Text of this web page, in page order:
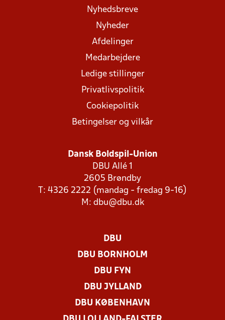
Nyhedsbreve
Nyheder
Afdelinger
Medarbejdere
Ledige stillinger
Privatlivspolitik
Cookiepolitik
Betingelser og vilkår
Dansk Boldspil-Union
DBU Allé 1
2605 Brøndby
T: 4326 2222 (mandag - fredag 9-16)
M: dbu@dbu.dk
DBU
DBU BORNHOLM
DBU FYN
DBU JYLLAND
DBU KØBENHAVN